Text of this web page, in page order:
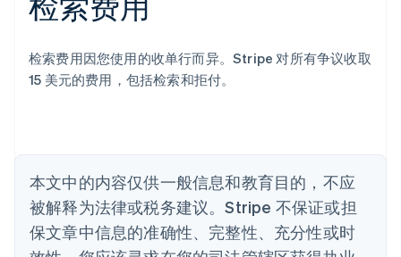
检索费用因您使用的收单行而异。Stripe 对所有争议收取
15 美元的费用，包括检索和拒付。
本文中的内容仅供一般信息和教育目的，不应
被解释为法律或税务建议。Stripe 不保证或担
保文章中信息的准确性、完整性、充分性或时
巴西
English
比利时
丹麦
德国
DeutschEnglish
法国
Français English